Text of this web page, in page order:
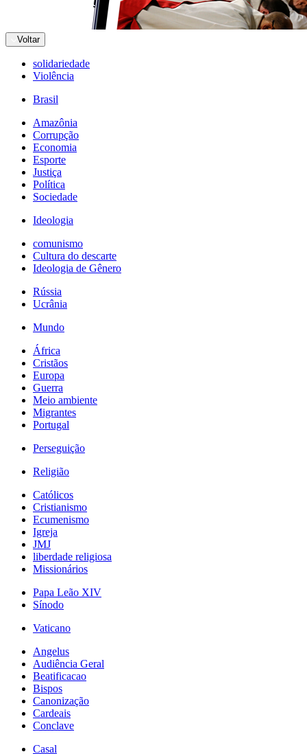
Voltar
solidariedade
Violência
Brasil
Amazônia
Corrupção
Economia
Esporte
Justiça
Política
Sociedade
Ideologia
comunismo
Cultura do descarte
Ideologia de Gênero
Rússia
Ucrânia
Mundo
África
Cristãos
Europa
Guerra
Meio ambiente
Migrantes
Portugal
Perseguição
Religião
Católicos
Cristianismo
Ecumenismo
Igreja
JMJ
liberdade religiosa
Missionários
Papa Leão XIV
Sínodo
Vaticano
Angelus
Audiência Geral
Beatificacao
Bispos
Canonização
Cardeais
Conclave
Casal